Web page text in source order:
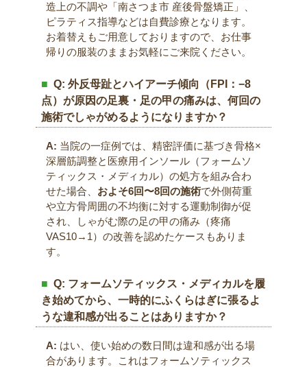
造上の不調や「南さつま市 産後骨盤矯正」、
ピラティス指導などは自費診療となります。
お着替えもご用意しておりますので、お仕事
帰りの服装のままお気軽にご来院ください。
Q: 外反母趾とハイアーチ傾向（FPI：−8
点）が原因の足裏・足の甲の痛みは、何回の
施術でしゃがめるようになりますか？
A: 当院の一症例では、精密評価に基づき骨格×
深層筋調整と医療用インソール（フォームソ
ティックス・メディカル）の処方を組み合わ
せた場合、 およそ6回〜8回の施術で外側荷重
や立方骨周囲の不均衡に対する運動制御が促
され、しゃがむ際の足の甲の痛み（疼痛
VAS10→1）の改善を認めたケースもありま
す。
Q: フォームソティックス・メディカルを履
き始めてから、一時的にふくらはぎに張るよ
うな違和感が出ることはありますか？
A: はい、使い始めの数日間は違和感が出る場
合があります。これはフォームソティックス